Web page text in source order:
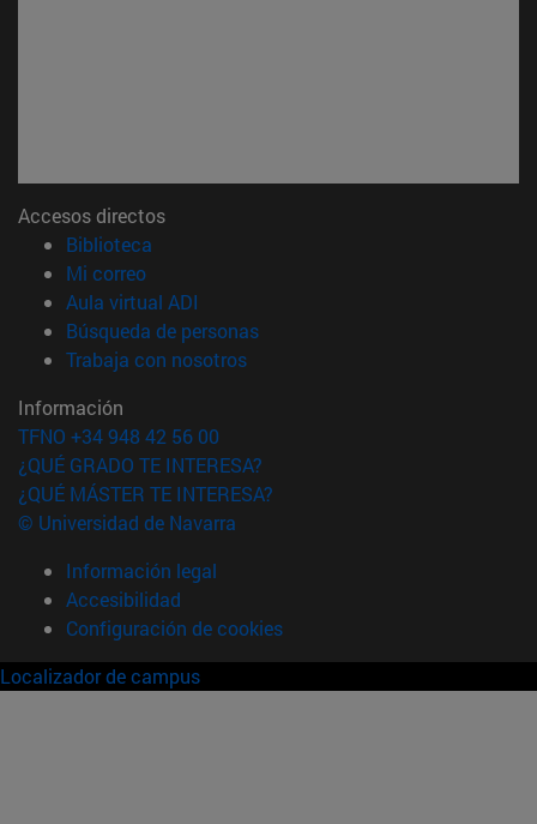
Accesos directos
Biblioteca
Mi correo(abre en nueva ventana)
Aula virtual ADI
Búsqueda de personas(abre en nueva ventana)
Trabaja con nosotros(abre en nueva ventana)
Información
TFNO +34 948 42 56 00
¿QUÉ GRADO TE INTERESA?
¿QUÉ MÁSTER TE INTERESA?
© Universidad de Navarra
Información legal
Accesibilidad
Configuración de cookies
Localizador de campus